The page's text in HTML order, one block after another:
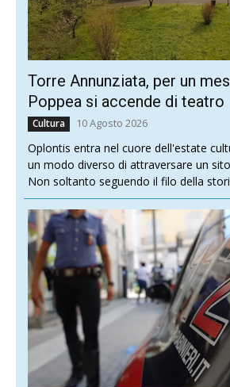
Torre Annunziata, per un
Poppea si accende di teatro
Cultura 10 Agosto 2026
Oplontis entra nel cuore dell'estate
un modo diverso di attraversare un
Non soltanto seguendo il filo della